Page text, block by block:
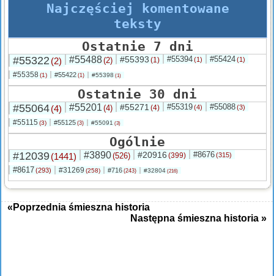
Najczęściej komentowane
teksty
Ostatnie 7 dni
#55322 (2) #55488(2) #55393 (1) #55394(1) #55424(1)
#55358 (1) #55422 (1) #55398 (1)
Ostatnie 30 dni
#55064(4) #55201 (4) #55271 (4) #55319(4) #55088(3)
#55115 (3) #55125 (3) #55091 (3)
Ogólnie
#12039(1441) #3890(526) #20916 (399) #8676(315)
#8617(293) #31269 (258) #716 (243) #32804 (216)
«Poprzednia śmieszna historia
Następna śmieszna historia »